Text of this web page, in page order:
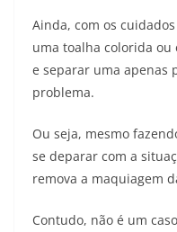
Ainda, com os
uma toalha colorida
e separar uma apenas
problema.
Ou seja, mesmo
se deparar com a
remova a maquiagem
Contudo, não é um